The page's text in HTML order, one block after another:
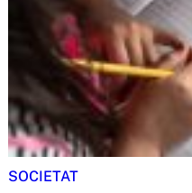
SOCIETAT